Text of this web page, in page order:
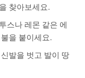
찾아보세요.
스나 레몬 같은 에
을 붙이세요.
발을 벗고 발이 땅